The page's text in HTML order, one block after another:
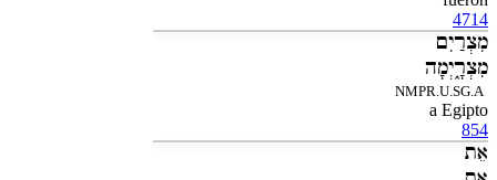
4714
מִצְרַיִם
מִצְרָ֑יְמָה
NMPR.U.SG.A
a Egipto
854
אֵת